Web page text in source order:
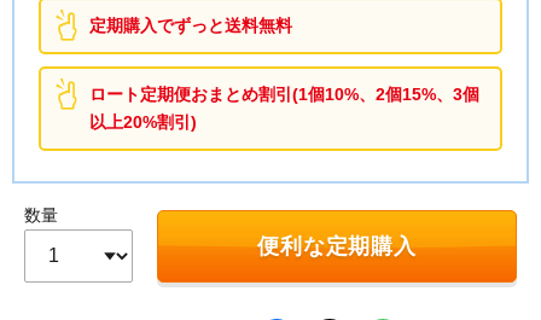
∟ スキンケア
∟ メイク
∟ 美容サプリメント
その他
スタッフのお気に入り
ロート製薬の想い
新着情報
お問い合わせ
ご利用ガイド
個人情報の取り扱い
医薬品の販売に関する表示
特定商取引に関する法律に基づく表記
定期購入でずっと送料無料
ロート定期便おまとめ割引(1個10%、2個15%、3個
以上20%割引)
数量
便利な定期購入